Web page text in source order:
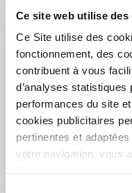
Ce site web utilise des
Ce Site utilise des
fonctionnement, des
contribuent à vous
d’analyses statistiques
performances du site
cookies publicitaires
pertinentes et
votre navigation, vous